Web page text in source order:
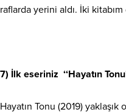
raflarda yerini aldı. İki
7) İlk eseriniz ‘‘Hayatın
Hayatın Tonu (2019) yaklaşık